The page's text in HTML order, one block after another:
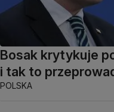
Bosak krytykuje
i tak to
POLSKA